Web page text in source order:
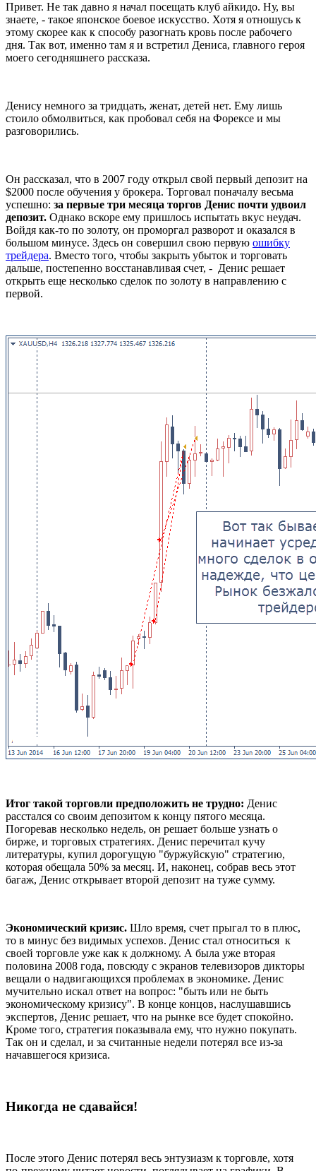
Привет. Не так давно я начал посещать клуб айкидо. Ну, вы
знаете, - такое японское боевое искусство. Хотя я отношусь к
этому скорее как к способу разогнать кровь после рабочего
дня. Так вот, именно там я и встретил Дениса, главного героя
моего сегодняшнего рассказа.
Денису немного за тридцать, женат, детей нет. Ему лишь
стоило обмолвиться, как пробовал себя на Форексе и мы
разговорились.
Он рассказал, что в 2007 году открыл свой первый депозит на
$2000 после обучения у брокера. Торговал поначалу весьма
успешно: за первые три месяца торгов Денис почти удвоил
депозит. Однако вскоре ему пришлось испытать вкус неудач.
Войдя как-то по золоту, он проморгал разворот и оказался в
большом минусе. Здесь он совершил свою первую ошибку
трейдера. Вместо того, чтобы закрыть убыток и торговать
дальше, постепенно восстанавливая счет, - Денис решает
открыть еще несколько сделок по золоту в направлению с
первой.
Итог такой торговли предположить не трудно: Денис
расстался со своим депозитом к концу пятого месяца.
Погоревав несколько недель, он решает больше узнать о
бирже, и торговых стратегиях. Денис перечитал кучу
литературы, купил дорогущую "буржуйскую" стратегию,
которая обещала 50% за месяц. И, наконец, собрав весь этот
багаж, Денис открывает второй депозит на туже сумму.
Экономический кризис. Шло время, счет прыгал то в плюс,
то в минус без видимых успехов. Денис стал относиться к
своей торговле уже как к должному. А была уже вторая
половина 2008 года, повсюду с экранов телевизоров дикторы
вещали о надвигающихся проблемах в экономике. Денис
мучительно искал ответ на вопрос: "быть или не быть
экономическому кризису". В конце концов, наслушавшись
экспертов, Денис решает, что на рынке все будет спокойно.
Кроме того, стратегия показывала ему, что нужно покупать.
Так он и сделал, и за считанные недели потерял все из-за
начавшегося кризиса.
Никогда не сдавайся!
После этого Денис потерял весь энтузиазм к торговле, хотя